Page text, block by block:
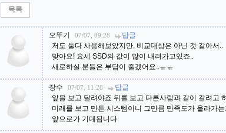
목록
오뚜기 07/07, 09:28
답글
저도 둘다 사용해보았지만, 비교대상은 아닌 것 같아서..
맞아요! 요세 SSD의 값이 많이 내려가고있죠..
새로하실 분들은 부담이 줄겠어요..ㅠㅠ
장수 07/07, 11:28
답글
앞을 보고 달려야죠 뒤를 보고 다른사람과 같이 갈려고
미래를 보고 만든 시스템이니 그만큼 만족도가 올라가
앞으로가 기대됩니다.